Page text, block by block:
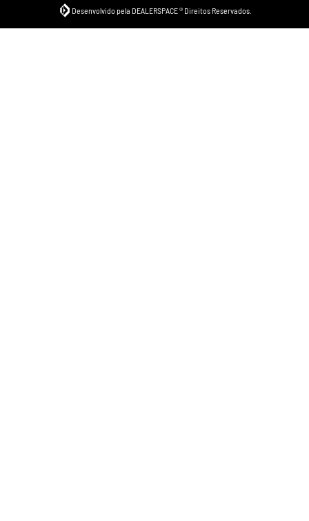
Desenvolvido pela DEALERSPACE ® Direitos Reservados.